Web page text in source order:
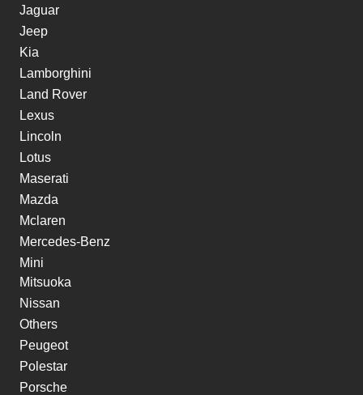
Jaguar
Jeep
Kia
Lamborghini
Land Rover
Lexus
Lincoln
Lotus
Maserati
Mazda
Mclaren
Mercedes-Benz
Mini
Mitsuoka
Nissan
Others
Peugeot
Polestar
Porsche